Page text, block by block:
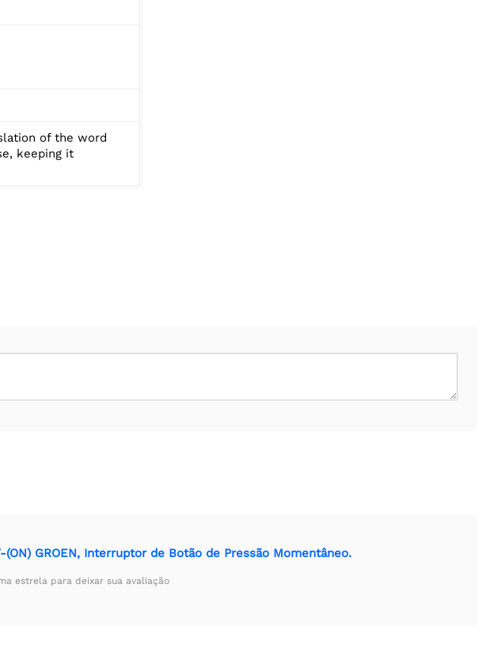
of the word
keeping it
(ON) GROEN, Interruptor de Botão de Pressão Momentâneo.
estrela para deixar sua avaliação